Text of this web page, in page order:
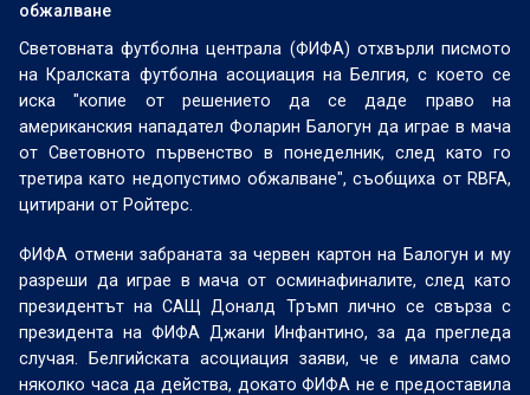
обжалване
Световната футболна централа (ФИФА) отхвърли писмото
на Кралската футболна асоциация на Белгия, с което се
иска "копие от решението да се даде право на
американския нападател Фоларин Балогун да играе в мача
от Световното първенство в понеделник, след като го
третира като недопустимо обжалване", съобщиха от RBFA,
цитирани от Ройтерс.
ФИФА отмени забраната за червен картон на Балогун и му
разреши да играе в мача от осминафиналите, след като
президентът на САЩ Доналд Тръмп лично се свърза с
президента на ФИФА Джани Инфантино, за да прегледа
случая. Белгийската асоциация заяви, че е имала само
няколко часа да действа, докато ФИФА не е предоставила